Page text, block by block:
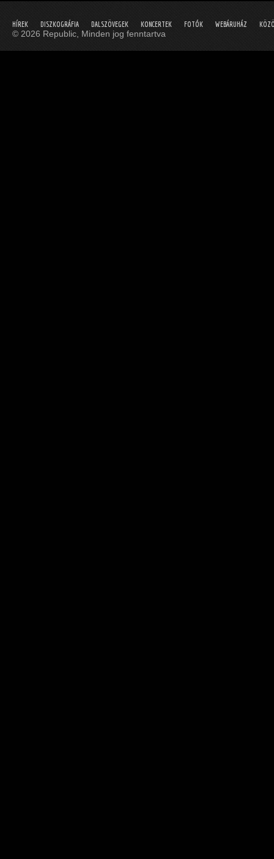
HÍREK DISZKOGRÁFIA DALSZÖVEGEK KONCERTEK FOTÓK WEBÁRUHÁZ
© 2026 Republic, Minden jog fenntartva